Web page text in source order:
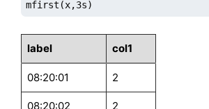
mfirst(x,3s)
label col1
08:20:01 2
08:20:02 2